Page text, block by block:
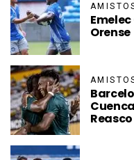
Orense
Reasco